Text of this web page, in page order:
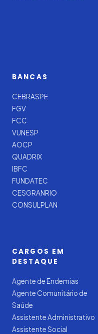
BANCAS
CEBRASPE
FGV
FCC
VUNESP
AOCP
QUADRIX
IBFC
FUNDATEC
CESGRANRIO
CONSULPLAN
CARGOS EM
DESTAQUE
Agente de Endemias
Agente Comunitário de
Saúde
Assistente Administrativo
Assistente Social